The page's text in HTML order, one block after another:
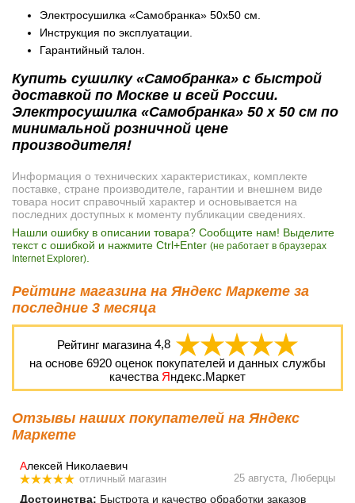
Электросушилка «Самобранка» 50x50 см.
Инструкция по эксплуатации.
Гарантийный талон.
Купить сушилку «Самобранка» с быстрой
доставкой по Москве и всей России.
Электросушилка «Самобранка» 50 x 50 см по
минимальной розничной цене
производителя!
Информация о технических характеристиках, комплекте
поставке, стране производителе, гарантии и внешнем виде
товара носит справочный характер и основывается на
последних доступных к моменту публикации сведениях.
Нашли ошибку в описании товара? Сообщите нам! Выделите
текст с ошибкой и нажмите Ctrl+Enter (не работает в браузерах
Internet Explorer)
Рейтинг магазина на Яндекс Маркете за
последние 3 месяца
Рейтинг магазина 4,8
на основе 6920 оценок покупателей и данных службы
качества Яндекс.Маркет
Отзывы наших покупателей на Яндекс
Маркете
Алексей Николаевич
отличный магазин 25 августа, Люберцы
Достоинства: Быстрота и качество обработки заказов